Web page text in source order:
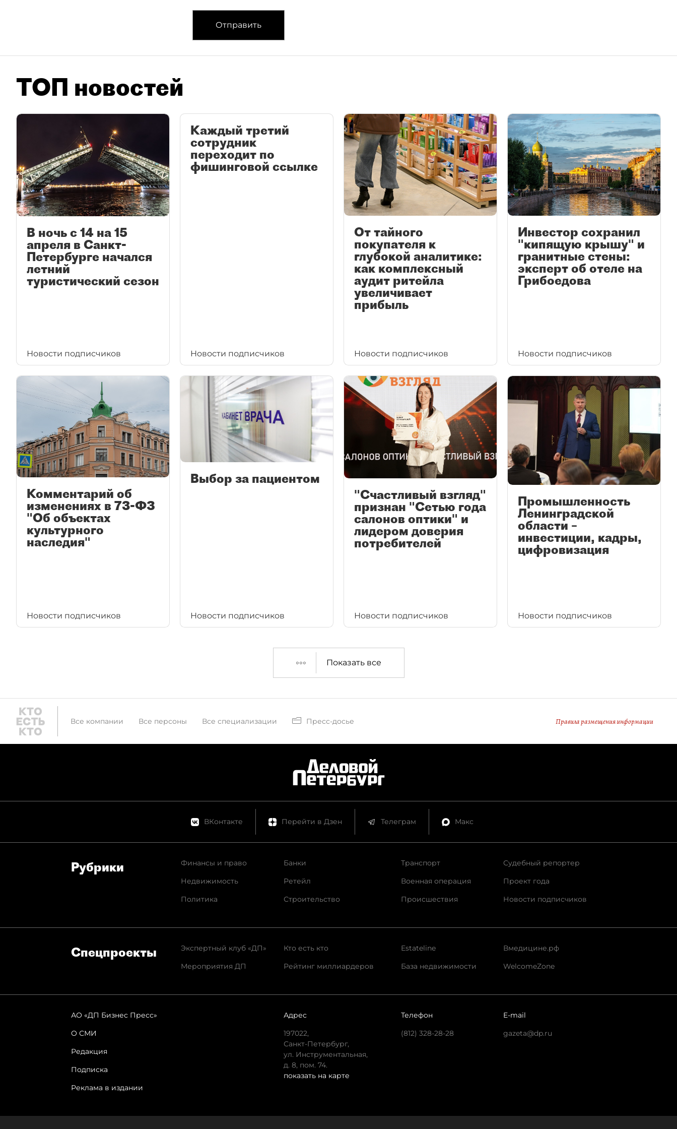
Отправить
ТОП новостей
В ночь с 14 на 15
апреля в Санкт-
Петербурге начался
летний
туристический сезон
Новости подписчиков
Каждый третий
сотрудник
переходит по
фишинговой ссылке
Новости подписчиков
От тайного
покупателя к
глубокой аналитике:
как комплексный
аудит ритейла
увеличивает
прибыль
Новости подписчиков
Инвестор сохранил
"кипящую крышу" и
гранитные стены:
эксперт об отеле на
Грибоедова
Новости подписчиков
Комментарий об
изменениях в 73-ФЗ
"Об объектах
культурного
наследия"
Новости подписчиков
Выбор за пациентом
Новости подписчиков
"Счастливый взгляд"
признан "Сетью года
салонов оптики" и
лидером доверия
потребителей
Новости подписчиков
Промышленность
Ленинградской
области –
инвестиции, кадры,
цифровизация
Новости подписчиков
Показать все
Все компании Все персоны Все специализации Пресс-досье Правила размещения информации
ВКонтакте Перейти в Дзен Телеграм Макс
Рубрики
Финансы и право
Недвижимость
Политика
Банки
Ретейл
Строительство
Транспорт
Военная операция
Происшествия
Судебный репортер
Проект года
Новости подписчиков
Спец­проекты
Экспертный клуб «ДП»
Мероприятия ДП
Кто есть кто
Рейтинг миллиардеров
Estateline
База недвижимости
Вмедицине.рф
WelcomeZone
АО «ДП Бизнес Пресс»
О СМИ
Редакция
Подписка
Реклама в издании
Адрес
197022,
Санкт-Петербург,
ул. Инструментальная,
д. 8, пом. 74.
показать на карте
Телефон
(812) 328-28-28
E-mail
gazeta@dp.ru